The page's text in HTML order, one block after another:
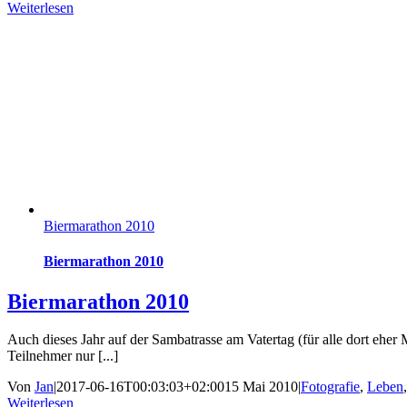
Weiterlesen
Biermarathon 2010
Biermarathon 2010
Biermarathon 2010
Auch dieses Jahr auf der Sambatrasse am Vatertag (für alle dort
Teilnehmer nur [...]
Von Jan|2017-06-16T00:03:03+02:0015 Mai 2010|Fotografie, Leben
Weiterlesen